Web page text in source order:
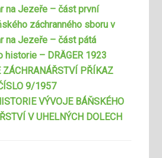
na Jezeře – část první
záchranného sboru v
na Jezeře – část pátá
historie – DRÄGER 1923
ZÁCHRANÁŘSTVÍ PŘÍKAZ
9/1957
VÝVOJE BÁŇSKÉHO
V UHELNÝCH DOLECH